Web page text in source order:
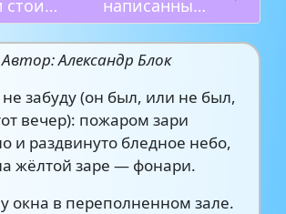
написанным
так рано…
Автор: Александр Блок
забуду (он был, или не был,
вечер): пожаром зари
и раздвинуто бледное небо,
жёлтой заре — фонари.
окна в переполненном зале.